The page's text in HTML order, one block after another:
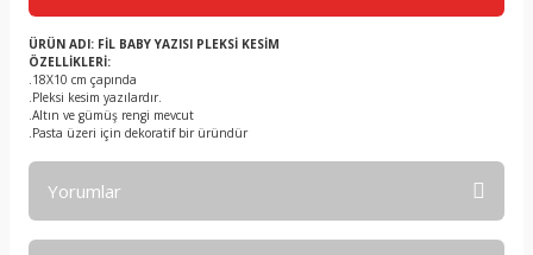
ÜRÜN ADI: FİL BABY YAZISI PLEKSİ KESİM
ÖZELLİKLERİ:
.18X10 cm çapında
.Pleksi kesim yazılardır.
.Altın ve gümüş rengi mevcut
.Pasta üzeri için dekoratif bir üründür
Yorumlar